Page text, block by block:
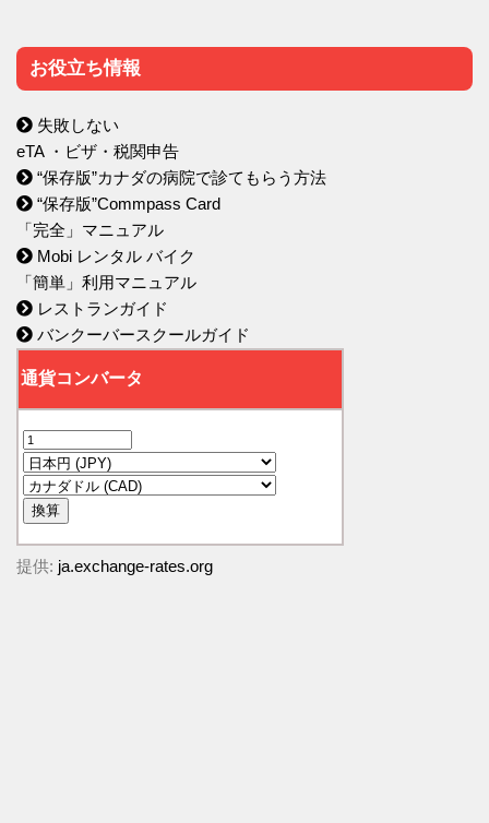
お役立ち情報
失敗しない
eTA ・ビザ・税関申告
“保存版”カナダの病院で診てもらう方法
“保存版”Commpass Card
「完全」マニュアル
Mobi レンタル バイク
「簡単」利用マニュアル
レストランガイド
バンクーバースクールガイド
提供: ja.exchange-rates.org